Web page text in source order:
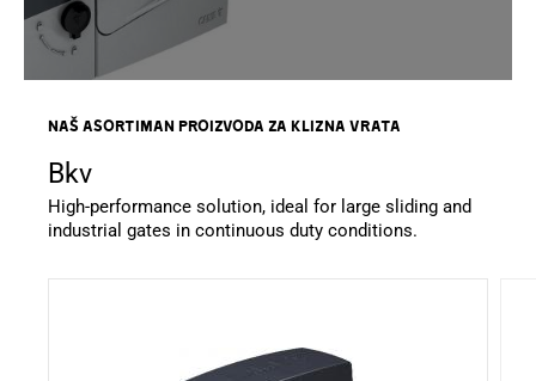
NAŠ ASORTIMAN PROIZVODA ZA Klizna vrata
Bkv
High-performance solution, ideal for large sliding and
industrial gates in continuous duty conditions.